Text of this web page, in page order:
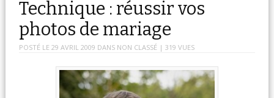
Technique : réussir vos
photos de mariage
POSTÉ LE 29 AVRIL 2009 DANS NON CLASSÉ | 319 VUES